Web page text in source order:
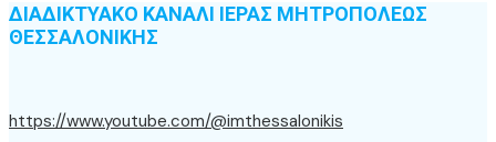
ΔΙΑΔΙΚΤΥΑΚΟ ΚΑΝΑΛΙ ΙΕΡΑΣ ΜΗΤΡΟΠΟΛΕΩΣ
ΘΕΣΣΑΛΟΝΙΚΗΣ
https://www.youtube.com/@imthessalonikis